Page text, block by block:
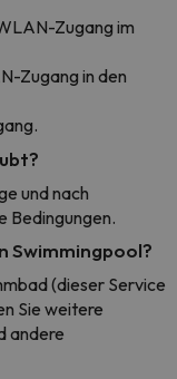
Zugang im
Zugang in den
und nach
Bedingungen.
Swimmingpool?
(dieser Service
Sie weitere
andere